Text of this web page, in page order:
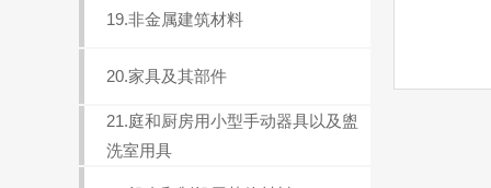
19.非金属建筑材料
20.家具及其部件
21.庭和厨房用小型手动器具以及盥
洗室用具